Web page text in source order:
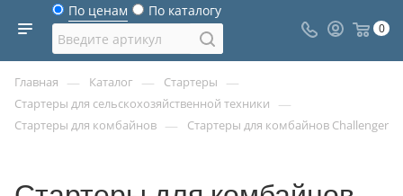
По ценам По каталогу
0
Главная — Каталог — Стартеры —
Стартеры для сельскохозяйственной техники —
Стартеры для комбайнов — Стартеры для комбайнов Challenger